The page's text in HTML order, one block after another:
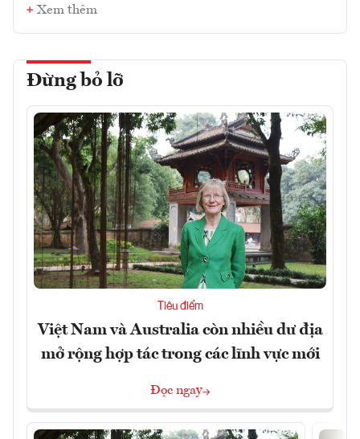
Xem thêm
Đừng bỏ lỡ
Tiêu điểm
Việt Nam và Australia còn nhiều dư địa
mở rộng hợp tác trong các lĩnh vực mới
Đọc ngay